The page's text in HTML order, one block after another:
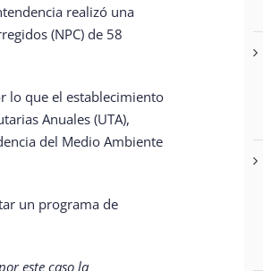
realizó una
(NPC) de 58
lo que el establecimiento
Anuales (UTA),
del Medio Ambiente
un programa de
este caso la